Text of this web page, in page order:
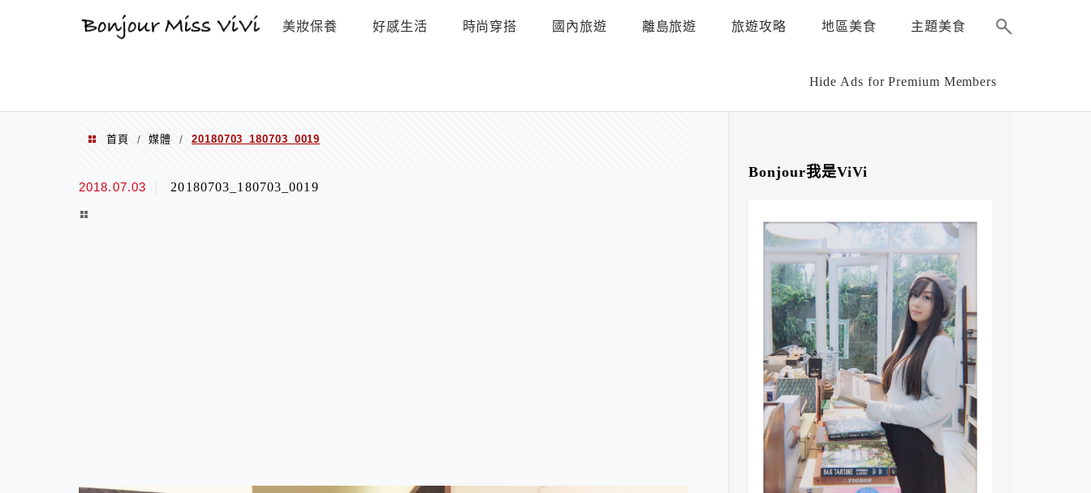
美妝保養 好感生活 時尚穿搭 國內旅遊 離島旅遊 旅遊攻略 地區美食 主題美食
Hide Ads for Premium Members
首頁 / 媒體 / 20180703_180703_0019
2018.07.03 20180703_180703_0019
Bonjour我是ViVi